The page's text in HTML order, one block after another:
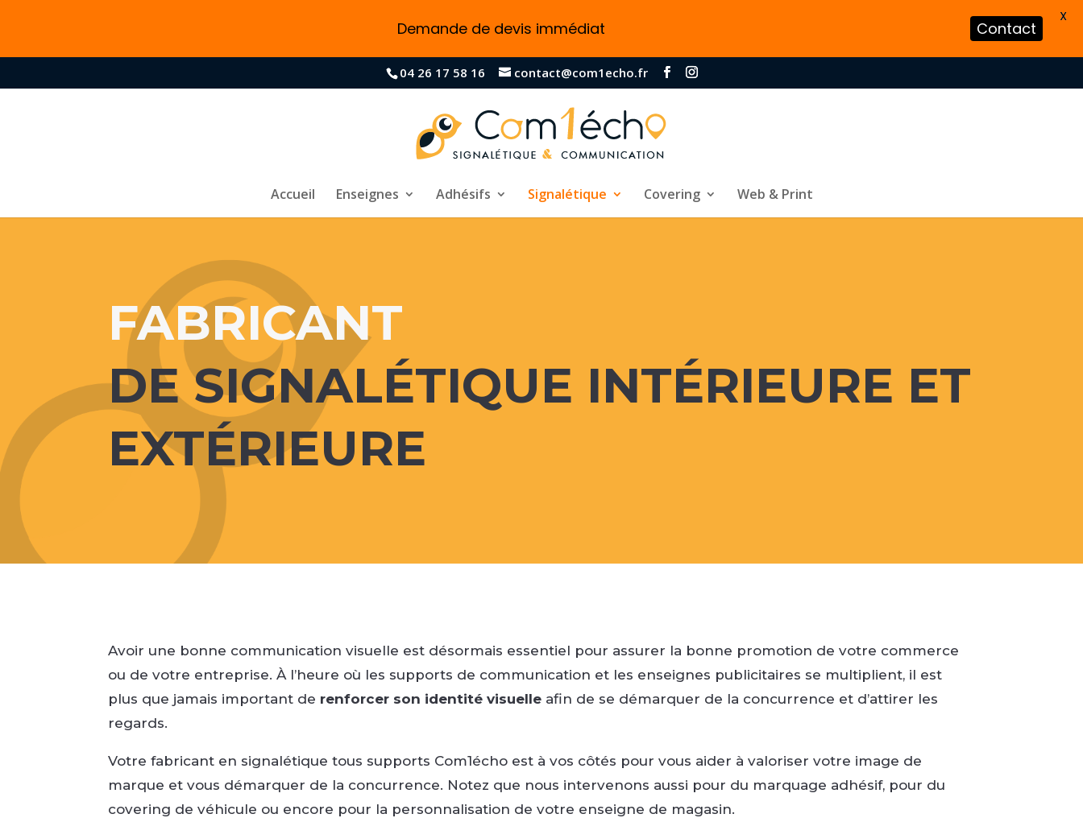
04 26 17 58 16 contact@com1echo.fr
Accueil Enseignes Adhésifs Signalétique Covering Web & Print
FABRICANT
DE SIGNALÉTIQUE INTÉRIEURE ET
EXTÉRIEURE
Avoir une bonne communication visuelle est désormais essentiel pour assurer la bonne promotion de votre commerce
ou de votre entreprise. À l’heure où les supports de communication et les enseignes publicitaires se multiplient, il est
plus que jamais important de renforcer son identité visuelle afin de se démarquer de la concurrence et d’attirer les
regards.
Votre fabricant en signalétique tous supports Com1écho est à vos côtés pour vous aider à valoriser votre image de
marque et vous démarquer de la concurrence. Notez que nous intervenons aussi pour du marquage adhésif, pour du
covering de véhicule ou encore pour la personnalisation de votre enseigne de magasin.
Demande de devis immédiat Contact
X